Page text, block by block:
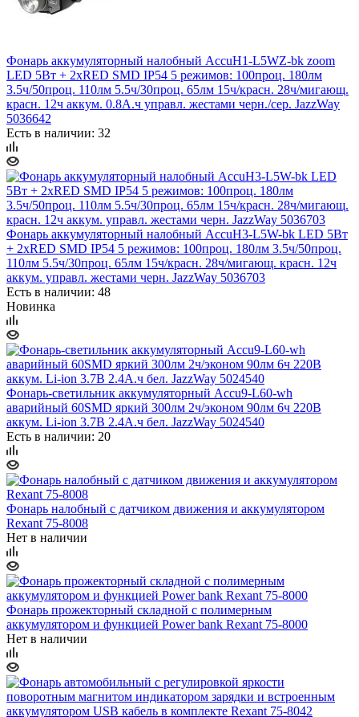
Фонарь аккумуляторный налобный AccuH1-L5WZ-bk zoom
LED 5Вт + 2хRED SMD IP54 5 режимов: 100проц. 180лм
3.5ч/50проц. 110лм 5.5ч/30проц. 65лм 15ч/красн. 28ч/мигающ.
красн. 12ч аккум. 0.8А.ч управл. жестами черн./сер. JazzWay
5036642
Есть в наличии: 32
Фонарь аккумуляторный налобный AccuH3-L5W-bk LED 5Вт
+ 2хRED SMD IP54 5 режимов: 100проц. 180лм 3.5ч/50проц.
110лм 5.5ч/30проц. 65лм 15ч/красн. 28ч/мигающ. красн. 12ч
аккум. управл. жестами черн. JazzWay 5036703
Есть в наличии: 48
Новинка
Фонарь-светильник аккумуляторный Accu9-L60-wh
аварийный 60SMD яркий 300лм 2ч/эконом 90лм 6ч 220В
аккум. Li-ion 3.7В 2.4А.ч бел. JazzWay 5024540
Есть в наличии: 20
Фонарь налобный с датчиком движения и аккумулятором
Rexant 75-8008
Нет в наличии
Фонарь прожекторный складной с полимерным
аккумулятором и функцией Power bank Rexant 75-8000
Нет в наличии